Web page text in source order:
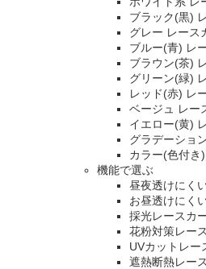
ブラック(黒)
グレー レース
ブルー(青) レ
ブラウン(茶)
グリーン(緑)
レッド(赤) レ
ベージュ レー
イエロー(黄)
グラデーショ
カラー(色付き
機能で選ぶ
昼夜透けにく
お昼透けにく
採光レースカ
花粉対策レー
UVカットレー
遮熱断熱レー